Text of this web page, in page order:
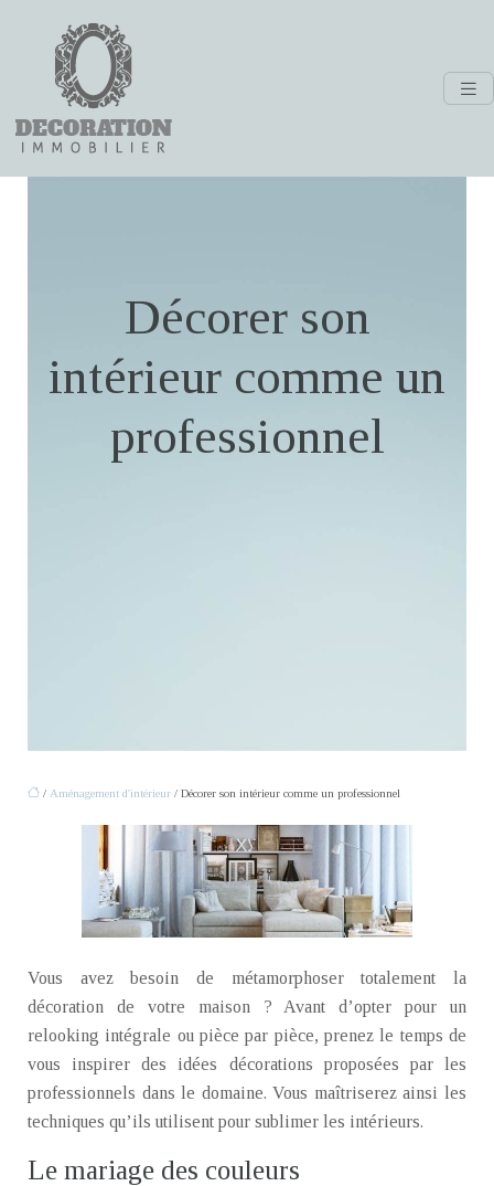
Décorer son
intérieur comme un
professionnel
/ Aménagement d'intérieur / Décorer son intérieur comme un professionnel
Vous avez besoin de métamorphoser totalement la
décoration de votre maison ? Avant d’opter pour un
relooking intégrale ou pièce par pièce, prenez le temps de
vous inspirer des idées décorations proposées par les
professionnels dans le domaine. Vous maîtriserez ainsi les
techniques qu’ils utilisent pour sublimer les intérieurs.
Le mariage des couleurs